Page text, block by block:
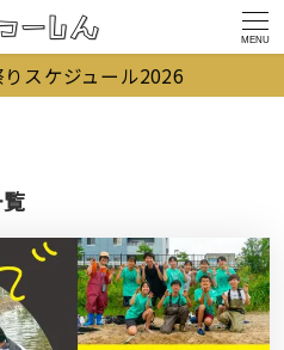
MENU
スケジュール2026